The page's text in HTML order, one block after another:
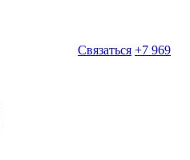
Связаться +7 969